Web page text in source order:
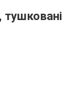
тушковані